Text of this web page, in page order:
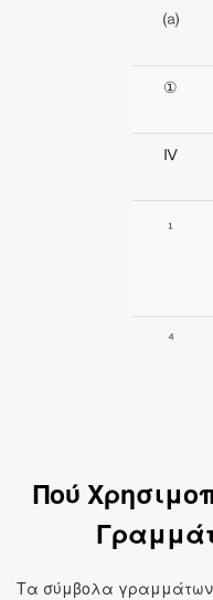
⒜
①
Ⅳ
₁
⁴
Πού
Τα σύμβολα γραμμάτων